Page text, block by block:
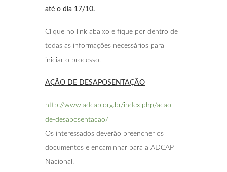
até o dia 17/10.
Clique no link abaixo e fique por dentro de
todas as informações necessários para
iniciar o processo.
AÇÃO DE DESAPOSENTAÇÃO
http://www.adcap.org.br/index.php/acao-
de-desaposentacao/
Os interessados deverão preencher os
documentos e encaminhar para a ADCAP
Nacional.